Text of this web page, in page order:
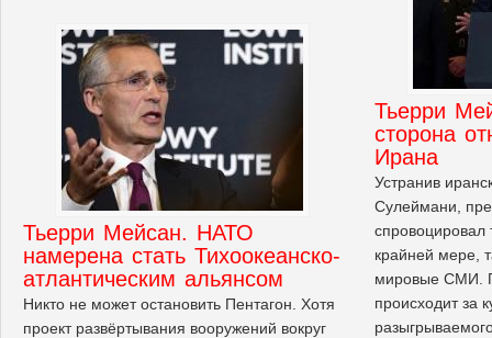
Тьерри
сторона
Ирана
Устранив
Сулеймани,
крайней мере,
мировые СМИ.
происходит за
Тьерри Мейсан. НАТО
намерена стать Тихоокеанско-
атлантическим альянсом
Никто не может остановить Пентагон. Хотя
проект развёртывания вооружений вокруг